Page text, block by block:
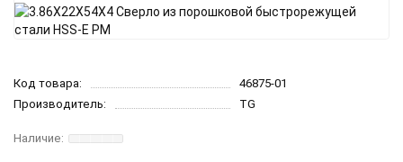
Код товара:
46875-01
Производитель:
TG